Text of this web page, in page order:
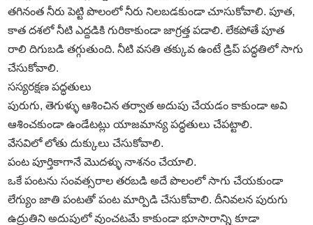
తగినంత నీరు పెట్టి పొలంలో నీరు నిలబడకుండా చూసుకోవాలి. పూత,
కాత దశలో నీటి ఎద్దడికి గురికాకుండా జాగ్రత్త పడాలి. లేకపోతే పూత
రాలి దిగుబడి తగ్గుతుంది. నీటి వసతి తక్కువ ఉంటే డ్రిప్‌ పద్ధతిలో సాగు
చేసుకోవాలి.
సస్యరక్షణ పద్ధతులు
పురుగు, తెగుళ్ళు ఆశించిన తర్వాత అదుపు చేయడం కాకుండా అవి
ఆశించకుండా ఉండేటట్లు యాజమాన్య పద్ధతులు చేపట్టాలి.
వేసవిలో లోతు దుక్కులు చేసుకోవాలి.
పంట పూర్తికాగానే మొదళ్ళు నాశనం చేయాలి.
ఒకే పంటను సంవత్సరాల తరబడి అదే పొలంలో సాగు చేయకుండా
లేగ్యుం జాతి పంటతో పంట మార్పిడి చేసుకోవాలి. దీనివలన పురుగు
ఉద్రుతిని అదుపులో వుంచటమే కాకుండా భూసారాన్ని కూడా